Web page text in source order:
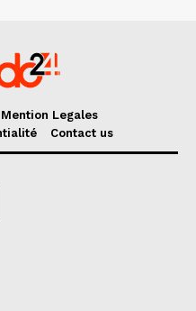
Mention Legales
Contact us